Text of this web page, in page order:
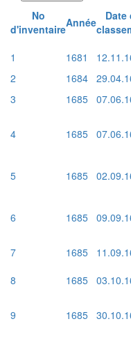
No
d'inventaireAnnée
Date
1
1681
2
1684
3
1685
4 1685
5 1685
6 1685
7 1685
8
1685
9 1685